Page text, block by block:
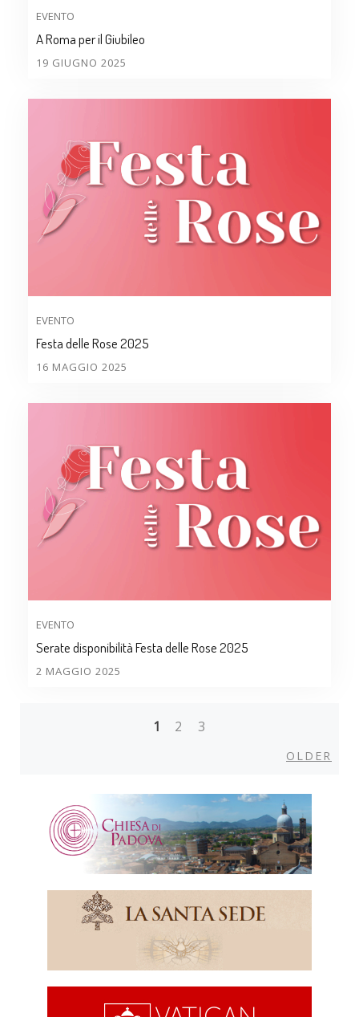
EVENTO
A Roma per il Giubileo
19 GIUGNO 2025
EVENTO
Festa delle Rose 2025
16 MAGGIO 2025
EVENTO
Serate disponibilità Festa delle Rose 2025
2 MAGGIO 2025
1 2
3
OLDER